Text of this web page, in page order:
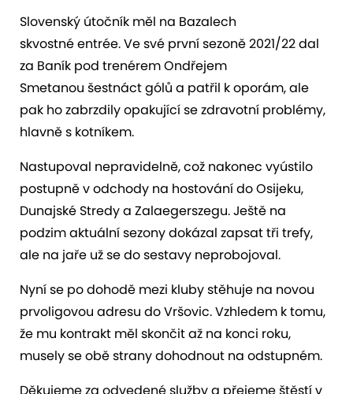
Slovenský útočník měl na Bazalech
skvostné entrée. Ve své první sezoně 2021/22 dal
za Baník pod trenérem Ondřejem
Smetanou šestnáct gólů a patřil k oporám, ale
pak ho zabrzdily opakující se zdravotní problémy,
hlavně s kotníkem.
Nastupoval nepravidelně, což nakonec vyústilo
postupně v odchody na hostování do Osijeku,
Dunajské Stredy a Zalaegerszegu. Ještě na
podzim aktuální sezony dokázal zapsat tři trefy,
ale na jaře už se do sestavy neprobojoval.
Nyní se po dohodě mezi kluby stěhuje na novou
prvoligovou adresu do Vršovic. Vzhledem k tomu,
že mu kontrakt měl skončit až na konci roku,
musely se obě strany dohodnout na odstupném.